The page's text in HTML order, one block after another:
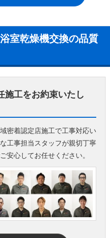
室乾燥機交換の品質
施工をお約束いたし
密着認定店施工で工事対応い
工事担当スタッフが親切丁寧
安心してお任せください。